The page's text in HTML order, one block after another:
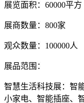
展览面积：60000平方
展商数量：800家
观众数量：100000人
展品范围：
智慧生活科技展：智
小家电、智能插座、